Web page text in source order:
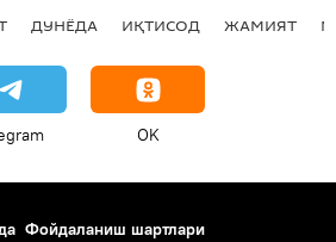
ДУНЁДА ИҚТИСОД ЖАМИЯТ
OK
Фойдаланиш шартлари